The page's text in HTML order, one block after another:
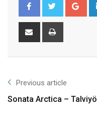
Previous article
Sonata Arctica – Talviyö